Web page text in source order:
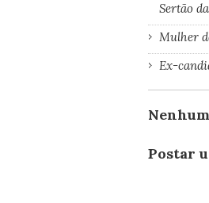
Sertão
Mulher
Ex-
Postar